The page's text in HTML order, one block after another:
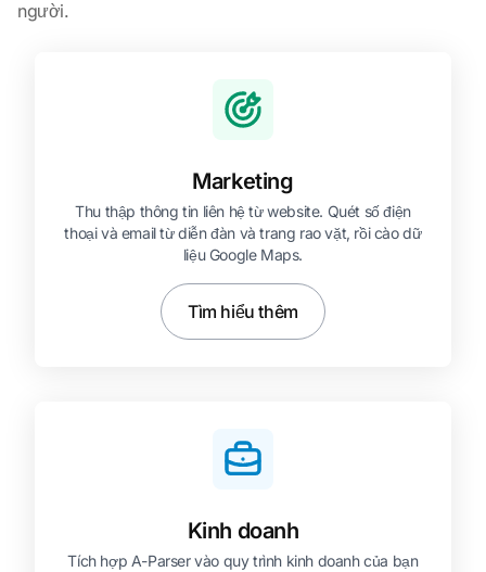
người.
Marketing
Thu thập thông tin liên hệ từ website. Quét số điện
thoại và email từ diễn đàn và trang rao vặt, rồi cào dữ
liệu Google Maps.
Tìm hiểu thêm
Kinh doanh
Tích hợp A-Parser vào quy trình kinh doanh của bạn